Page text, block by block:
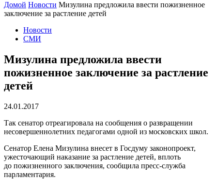
Домой Новости Мизулина предложила ввести пожизненное
заключение за растление детей
Новости
СМИ
Мизулина предложила ввести
пожизненное заключение за растление
детей
24.01.2017
Так сенатор отреагировала на сообщения о развращении
несовершеннолетних педагогами одной из московских школ.
Сенатор Елена Мизулина внесет в Госдуму законопроект,
ужесточающий наказание за растление детей, вплоть
до пожизненного заключения, сообщила пресс-служба
парламентария.